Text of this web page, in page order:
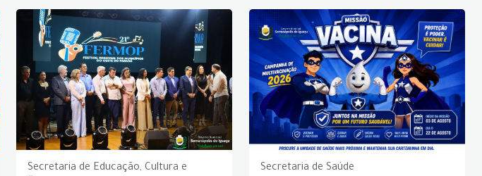
Secretaria de Educação, Cultura e
Secretaria de Saúde